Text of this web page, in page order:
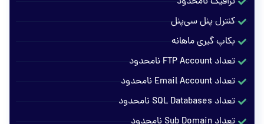
کنترل پنل سی‌پنل
بکاپ گیری ماهانه
تعداد FTP Account نامحدود
تعداد Email Account نامحدود
تعداد SQL Databases نامحدود